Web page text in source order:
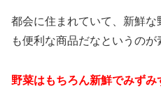
都会に住まれていて、新鮮
も便利な商品だなというのが
野菜はもちろん新鮮でみずみ